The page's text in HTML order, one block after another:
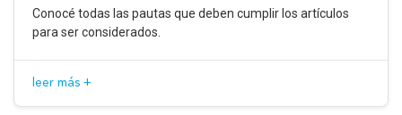
Conocé todas las pautas que deben cumplir los artículos
para ser considerados.
leer más +